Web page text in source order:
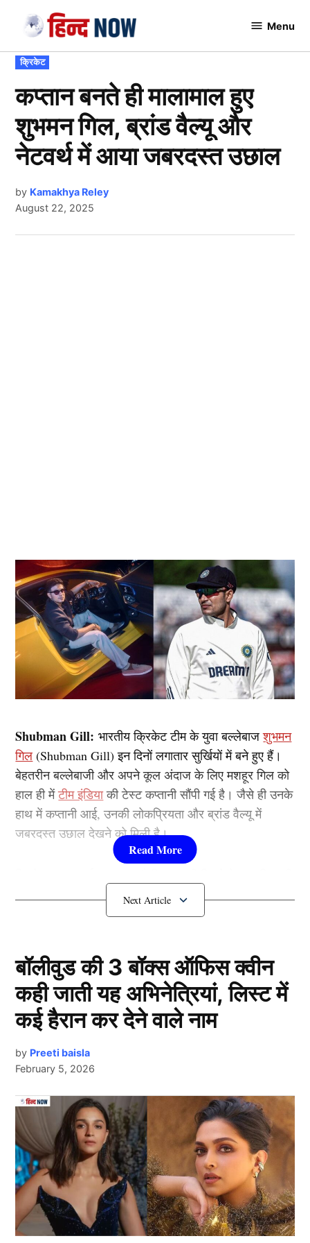
content
Menu
POSTED
IN
क्रिकेट
कप्तान बनते ही मालामाल हुए
शुभमन गिल, ब्रांड वैल्यू और
नेटवर्थ में आया जबरदस्त उछाल
by Kamakhya Reley
August 22, 2025
Shubman Gill:भारतीय क्रिकेट टीम के युवा बल्लेबाजशुभमन
गिल (Shubman Gill) इन दिनों लगातार सुर्खियों में बने हुए हैं।
बेहतरीन बल्लेबाजी और अपने कूल अंदाज के लिए मशहूर गिल को
हाल ही मेंटीम इंडियाकी टेस्ट कप्तानी सौंपी गई है। जैसे ही उनके
हाथ में कप्तानी आई, उनकी लोकप्रियता और ब्रांड वैल्यू में
जबरदस्त उछाल देखने को मिली है।
ब्रांड वैल्यू में जबरदस्त इजाफा हुआ है और आने वाले समय में वह
भारतीय क्रिकेट के सबसे बड़े ब्रांड बन सकते हैं।
कप्तान बनते ही ब्रांड वैल्यू में हुआ इजाफा
Shubman Gill
आपको बता दें, भारतीय टेस्ट कप्तान शुभमन गिल (
Shubman
Gill ) सोशल मीडिया पर पहले से ही लोकप्रिय है। उनके
इंस्टाग्राम पर करोड़ों फॉलोअर्स हैं और वह युवाओं के लिए फैशन
और फिटनेस आइकॉन बन चुके हैं। कप्तानी का जिम्मा संभालते ही
Next Article
बॉलीवुड की 3 बॉक्स ऑफिस क्वीन
कही जाती यह अभिनेत्रियां, लिस्ट में
कई हैरान कर देने वाले नाम
by Preeti baisla
February 5, 2026